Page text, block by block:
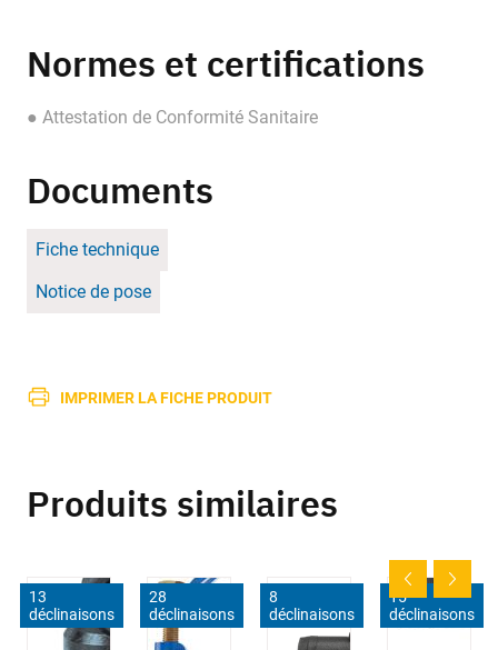
Normes et certifications
● Attestation de Conformité Sanitaire
Documents
Fiche technique
Notice de pose
IMPRIMER LA FICHE PRODUIT
Produits similaires
13
déclinaisons
28
déclinaisons
8
déclinaisons
15
déclinaisons